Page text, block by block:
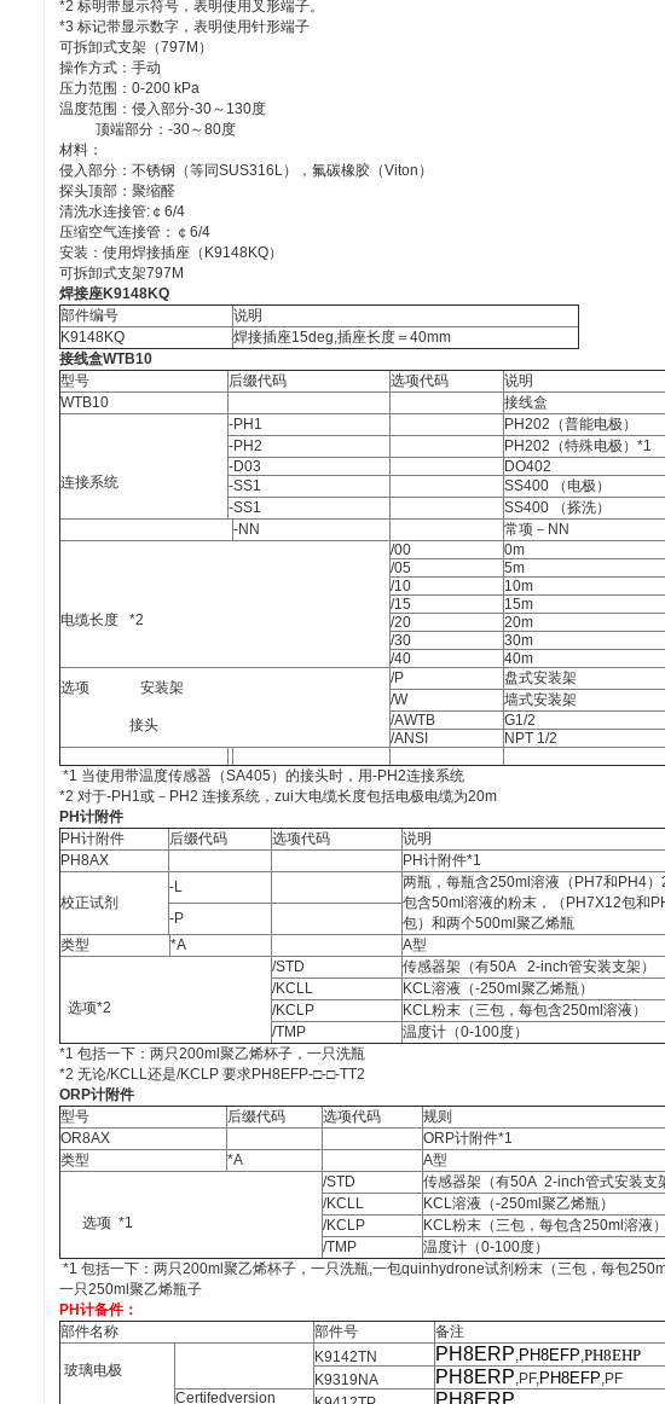
*2 标明带显示符号，表明使用叉形端子。
*3 标记带显示数字，表明使用针形端子
可拆卸式支架（797M）
操作方式：手动
压力范围：0-200 kPa
温度范围：侵入部分-30～130度
顶端部分：-30～80度
材料：
侵入部分：不锈钢（等同SUS316L），氟碳橡胶（Viton）
探头顶部：聚缩醛
清洗水连接管:￠6/4
压缩空气连接管：￠6/4
安装：使用焊接插座（K9148KQ）
可拆卸式支架797M
焊接座K9148KQ
部件编号
说明
K9148KQ
焊接插座15deg,插座长度＝40mm
接线盒WTB10
型号
后缀代码 选项代码
说明
WTB10
接线盒
连接系统
-PH1
PH202（普能电极）
-PH2
PH202（特殊电极）*1
-D03
DO402
-SS1
SS400 （电极）
-SS1
SS400 （搽洗）
-NN
常项－NN
电缆长度 *2
/00
0m
/05
5m
/10
10m
/15
15m
/20
20m
/30
30m
/40
40m
选项 安装架
接头
/P
盘式安装架
/W
墙式安装架
/AWTB
G1/2
/ANSI
NPT 1/2
*1 当使用带温度传感器（SA405）的接头时，用-PH2连接系统
*2 对于-PH1或－PH2 连接系统，zui大电缆长度包括电极电缆为20m
PH计附件
PH计附件
后缀代码 选项代码
说明
PH8AX
PH计附件*1
校正试剂
-L
两瓶，每瓶含250ml溶液（PH7和PH4
包含50ml溶液的粉末，（PH7X12包和
包）和两个500ml聚乙烯瓶
-P
类型
*A A型
选项*2
/STD
传感器架（有50A 2-inch管安装支架）
/KCLL
KCL溶液（-250ml聚乙烯瓶）
/KCLP
KCL粉末（三包，每包含250ml溶液）
/TMP
温度计（0-100度）
*1 包括一下：两只200ml聚乙烯杯子，一只洗瓶
*2 无论/KCLL还是/KCLP 要求PH8EFP-□-□-TT2
ORP计附件
型号
后缀代码 选项代码
规则
OR8AX
ORP计附件*1
类型
*A A型
选项 *1
/STD
传感器架（有50A 2-inch管式安装支
/KCLL
KCL溶液（-250ml聚乙烯瓶）
/KCLP
KCL粉末（三包，每包含250ml溶液）
/TMP
温度计（0-100度）
*1 包括一下：两只200ml聚乙烯杯子，一只洗瓶,一包quinhydrone试剂粉末（三包，每包
一只250ml聚乙烯瓶子
PH计备件：
部件名称
部件号 备注
玻璃电极
K9142TN PH8ERP,PH8EFP,PH8EHP
K9319NA PH8ERP,PF,PH8EFP,PF
Certifedversion
PH8ERP